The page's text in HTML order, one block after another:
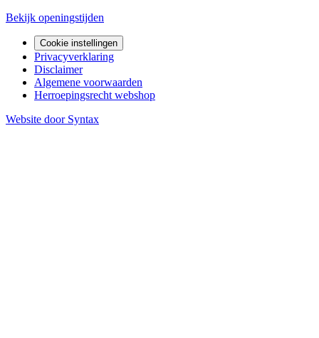
Bekijk openingstijden
Cookie instellingen
Privacyverklaring
Disclaimer
Algemene voorwaarden
Herroepingsrecht webshop
Website door Syntax